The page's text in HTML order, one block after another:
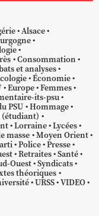
Alsace
Consommation
et analyses
Économie
Europe Femmes
its-psu
PSU Hommage
Lorraine Lycées
masse Moyen Orient
Police Presse
Retraites Santé
Ouest Syndicats
théoriques
URSS VIDEO